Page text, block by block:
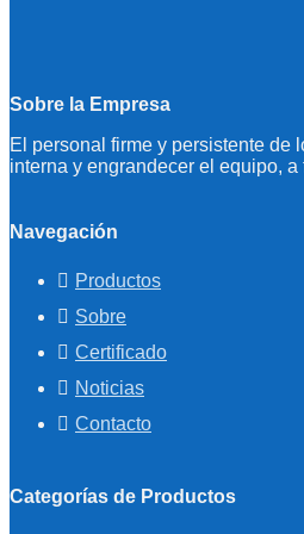
Sobre la Empresa
El personal firme y persistente de
interna y engrandecer el equipo,
Navegación
Productos
Sobre
Certificado
Noticias
Contacto
Categorías de Productos